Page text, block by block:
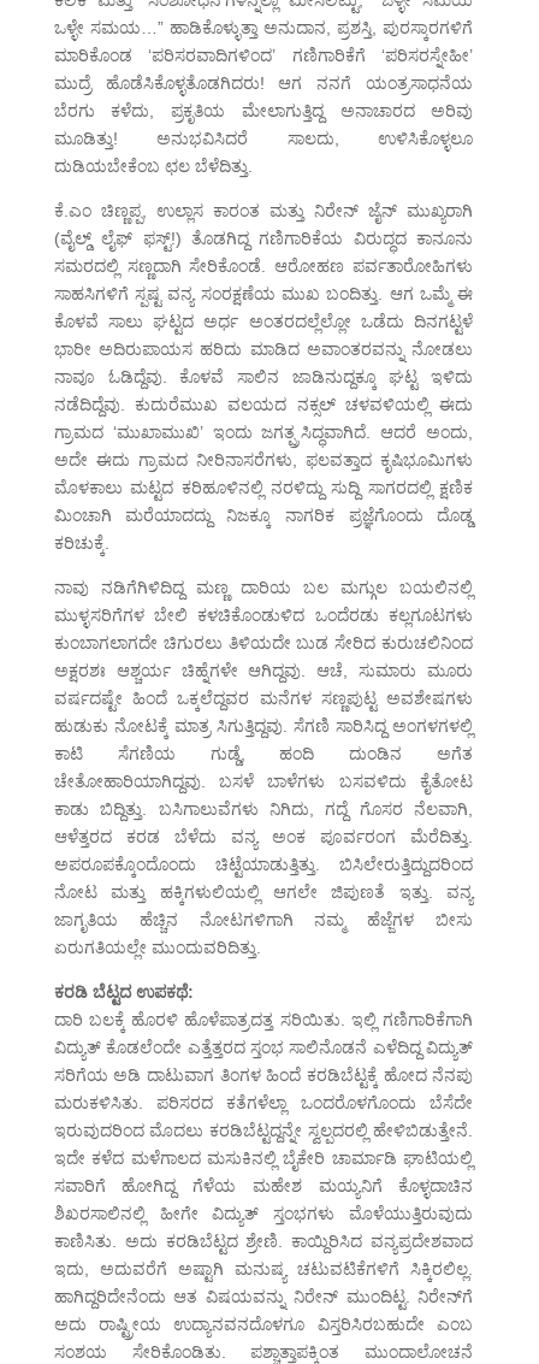
ಒಳ್ಳೇ ಸಮಯ…” ಹಾಡಿಕೊಳ್ಳುತ್ತಾ ಅನುದಾನ, ಪ್ರಶಸ್ತಿ, ಪುರಸ್ಕಾರಗಳಿಗೆ
ಮಾರಿಕೊಂಡ ‘ಪರಿಸರವಾದಿಗಳಿಂದ’ ಗಣಿಗಾರಿಕೆಗೆ ‘ಪರಿಸರಸ್ನೇಹೀ’
ಮುದ್ರೆ ಹೊಡೆಸಿಕೊಳ್ಳತೊಡಗಿದರು! ಆಗ ನನಗೆ ಯಂತ್ರಸಾಧನೆಯ
ಬೆರಗು ಕಳೆದು, ಪ್ರಕೃತಿಯ ಮೇಲಾಗುತ್ತಿದ್ದ ಅನಾಚಾರದ ಅರಿವು
ಮೂಡಿತ್ತು! ಅನುಭವಿಸಿದರೆ ಸಾಲದು, ಉಳಿಸಿಕೊಳ್ಳಲೂ
ದುಡಿಯಬೇಕೆಂಬ ಛಲ ಬೆಳೆದಿತ್ತು.
ಕೆ.ಎಂ ಚಿಣ್ಣಪ್ಪ, ಉಲ್ಲಾಸ ಕಾರಂತ ಮತ್ತು ನಿರೇನ್ ಜೈನ್ ಮುಖ್ಯರಾಗಿ
(ವೈಲ್ಡ್ ಲೈಫ್ ಫಸ್ಟ್!) ತೊಡಗಿದ್ದ ಗಣಿಗಾರಿಕೆಯ ವಿರುದ್ಧದ ಕಾನೂನು
ಸಮರದಲ್ಲಿ ಸಣ್ಣದಾಗಿ ಸೇರಿಕೊಂಡೆ. ಆರೋಹಣ ಪರ್ವತಾರೋಹಿಗಳು
ಸಾಹಸಿಗಳಿಗೆ ಸ್ಪಷ್ಟ ವನ್ಯ ಸಂರಕ್ಷಣೆಯ ಮುಖ ಬಂದಿತ್ತು. ಆಗ ಒಮ್ಮೆ ಈ
ಕೊಳವೆ ಸಾಲು ಘಟ್ಟದ ಅರ್ಧ ಅಂತರದಲ್ಲೆಲ್ಲೋ ಒಡೆದು ದಿನಗಟ್ಟಳೆ
ಭಾರೀ ಅದಿರುಪಾಯಸ ಹರಿದು ಮಾಡಿದ ಅವಾಂತರವನ್ನು ನೋಡಲು
ನಾವೂ ಓಡಿದ್ದೆವು. ಕೊಳವೆ ಸಾಲಿನ ಜಾಡಿನುದ್ದಕ್ಕೂ ಘಟ್ಟ ಇಳಿದು
ನಡೆದಿದ್ದೆವು. ಕುದುರೆಮುಖ ವಲಯದ ನಕ್ಸಲ್ ಚಳವಳಿಯಲ್ಲಿ ಈದು
ಗ್ರಾಮದ ‘ಮುಖಾಮುಖಿ’ ಇಂದು ಜಗತ್ಪ್ರಸಿದ್ಧವಾಗಿದೆ. ಆದರೆ ಅಂದು,
ಅದೇ ಈದು ಗ್ರಾಮದ ನೀರಿನಾಸರೆಗಳು, ಫಲವತ್ತಾದ ಕೃಷಿಭೂಮಿಗಳು
ಮೊಳಕಾಲು ಮಟ್ಟದ ಕರಿಹೂಳಿನಲ್ಲಿ ನರಳಿದ್ದು ಸುದ್ದಿ ಸಾಗರದಲ್ಲಿ ಕ್ಷಣಿಕ
ಮಿಂಚಾಗಿ ಮರೆಯಾದದ್ದು ನಿಜಕ್ಕೂ ನಾಗರಿಕ ಪ್ರಜ್ಞೆಗೊಂದು ದೊಡ್ಡ
ಕರಿಚುಕ್ಕೆ.
ನಾವು ನಡಿಗೆಗಿಳಿದಿದ್ದ ಮಣ್ಣ ದಾರಿಯ ಬಲ ಮಗ್ಗುಲ ಬಯಲಿನಲ್ಲಿ
ಮುಳ್ಳಸರಿಗೆಗಳ ಬೇಲಿ ಕಳಚಿಕೊಂಡುಳಿದ ಒಂದೆರಡು ಕಲ್ಲಗೂಟಗಳು
ಕುಂಬಾಗಲಾಗದೇ ಚಿಗುರಲು ತಿಳಿಯದೇ ಬುಡ ಸೇರಿದ ಕುರುಚಲಿನಿಂದ
ಅಕ್ಷರಶಃ ಆಶ್ಚರ್ಯ ಚಿಹ್ನೆಗಳೇ ಆಗಿದ್ದವು. ಆಚೆ, ಸುಮಾರು ಮೂರು
ವರ್ಷದಷ್ಟೇ ಹಿಂದೆ ಒಕ್ಕಲೆದ್ದವರ ಮನೆಗಳ ಸಣ್ಣಪುಟ್ಟ ಅವಶೇಷಗಳು
ಹುಡುಕು ನೋಟಕ್ಕೆ ಮಾತ್ರ ಸಿಗುತ್ತಿದ್ದವು. ಸೆಗಣಿ ಸಾರಿಸಿದ್ದ ಅಂಗಳಗಳಲ್ಲಿ
ಕಾಟಿ ಸೆಗಣಿಯ ಗುಡ್ಡೆ, ಹಂದಿ ದುಂಡಿನ ಅಗೆತ
ಚೇತೋಹಾರಿಯಾಗಿದ್ದವು. ಬಸಳೆ ಬಾಳೆಗಳು ಬಸವಳಿದು ಕೈತೋಟ
ಕಾಡು ಬಿದ್ದಿತ್ತು. ಬಸಿಗಾಲುವೆಗಳು ನಿಗಿದು, ಗದ್ದೆ ಗೊಸರ ನೆಲವಾಗಿ,
ಆಳೆತ್ತರದ ಕರಡ ಬೆಳೆದು ವನ್ಯ ಅಂಕ ಪೂರ್ವರಂಗ ಮೆರೆದಿತ್ತು.
ಅಪರೂಪಕ್ಕೊಂದೊಂದು ಚಿಟ್ಟೆಯಾಡುತ್ತಿತ್ತು. ಬಿಸಿಲೇರುತ್ತಿದ್ದುದರಿಂದ
ನೋಟ ಮತ್ತು ಹಕ್ಕಿಗಳುಲಿಯಲ್ಲಿ ಆಗಲೇ ಜಿಪುಣತೆ ಇತ್ತು. ವನ್ಯ
ಜಾಗೃತಿಯ ಹೆಚ್ಚಿನ ನೋಟಗಳಿಗಾಗಿ ನಮ್ಮ ಹೆಜ್ಜೆಗಳ ಬೀಸು
ಏರುಗತಿಯಲ್ಲೇ ಮುಂದುವರಿದಿತ್ತು.
ಕರಡಿ ಬೆಟ್ಟದ ಉಪಕಥೆ:
ದಾರಿ ಬಲಕ್ಕೆ ಹೊರಳಿ ಹೊಳೆಪಾತ್ರದತ್ತ ಸರಿಯಿತು. ಇಲ್ಲಿ ಗಣಿಗಾರಿಕೆಗಾಗಿ
ವಿದ್ಯುತ್ ಕೊಡಲೆಂದೇ ಎತ್ತೆತ್ತರದ ಸ್ತಂಭ ಸಾಲಿನೊಡನೆ ಎಳೆದಿದ್ದ ವಿದ್ಯುತ್
ಸರಿಗೆಯ ಅಡಿ ದಾಟುವಾಗ ತಿಂಗಳ ಹಿಂದೆ ಕರಡಿಬೆಟ್ಟಕ್ಕೆ ಹೋದ ನೆನಪು
ಮರುಕಳಿಸಿತು. ಪರಿಸರದ ಕತೆಗಳೆಲ್ಲಾ ಒಂದರೊಳಗೊಂದು ಬೆಸೆದೇ
ಇರುವುದರಿಂದ ಮೊದಲು ಕರಡಿಬೆಟ್ಟದ್ದನ್ನೇ ಸ್ವಲ್ಪದರಲ್ಲಿ ಹೇಳಿಬಿಡುತ್ತೇನೆ.
ಇದೇ ಕಳೆದ ಮಳೆಗಾಲದ ಮಸುಕಿನಲ್ಲಿ ಬೈಕೇರಿ ಚಾರ್ಮಾಡಿ ಘಾಟಿಯಲ್ಲಿ
ಸವಾರಿಗೆ ಹೋಗಿದ್ದ ಗೆಳೆಯ ಮಹೇಶ ಮಯ್ಯನಿಗೆ ಕೊಳ್ಳದಾಚಿನ
ಶಿಖರಸಾಲಿನಲ್ಲಿ ಹೀಗೇ ವಿದ್ಯುತ್ ಸ್ತಂಭಗಳು ಮೊಳೆಯುತ್ತಿರುವುದು
ಕಾಣಿಸಿತು. ಅದು ಕರಡಿಬೆಟ್ಟದ ಶ್ರೇಣಿ. ಕಾಯ್ದಿರಿಸಿದ ವನ್ಯಪ್ರದೇಶವಾದ
ಇದು, ಅದುವರೆಗೆ ಅಷ್ಟಾಗಿ ಮನುಷ್ಯ ಚಟುವಟಿಕೆಗಳಿಗೆ ಸಿಕ್ಕಿರಲಿಲ್ಲ.
ಹಾಗಿದ್ದರಿದೇನೆಂದು ಆತ ವಿಷಯವನ್ನು ನಿರೇನ್ ಮುಂದಿಟ್ಟ. ನಿರೇನ್‌ಗೆ
ಅದು ರಾಷ್ಟ್ರೀಯ ಉದ್ಯಾನವನದೊಳಗೂ ವಿಸ್ತರಿಸಿರಬಹುದೇ ಎಂಬ
ಸಂಶಯ ಸೇರಿಕೊಂಡಿತು. ಪಶ್ಚಾತ್ತಾಪಕ್ಕಿಂತ ಮುಂದಾಲೋಚನೆ